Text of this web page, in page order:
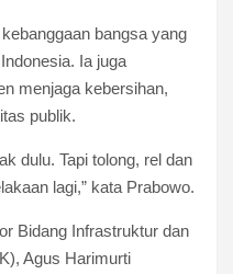
bangsa yang
Ia juga
menjaga kebersihan,
publik.
dulu. Tapi tolong, rel dan
lagi,” kata Prabowo.
Bidang Infrastruktur dan
Agus Harimurti